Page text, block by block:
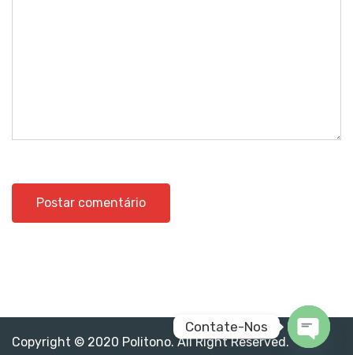
Copyright © 2020 Politono. All Right Reserved.
Contate-Nos